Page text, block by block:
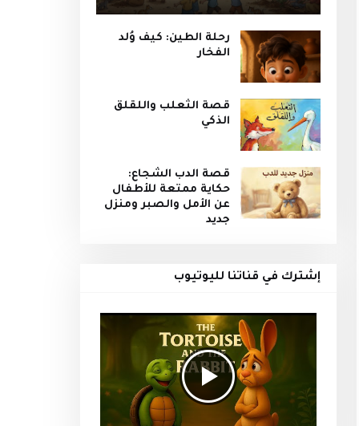
رحلة الطين: كيف وُلد
الفخار
قصة الثعلب واللقلق
الذكي
قصة الدب الشجاع:
حكاية ممتعة للأطفال
عن الأمل والصبر ومنزل
جديد
إشترك في قناتنا لليوتيوب